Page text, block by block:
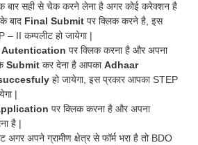
बार सही से चेक करने लेना है अगर कोई करेक्शन है
बाद Final Submit पर क्लिक करने है, इस
– II कम्पलीट हो जायेगा |
Autentication पर क्लिक करना है और अपना
Submit कर देना है आपकाAdhaar
हो जायेगा, इस प्रकार आपका STEP
|
पर क्लिक करना है और अपना
है |
अपने ग्रामीण क्षेत्र से फॉर्म भरा है तो BDO